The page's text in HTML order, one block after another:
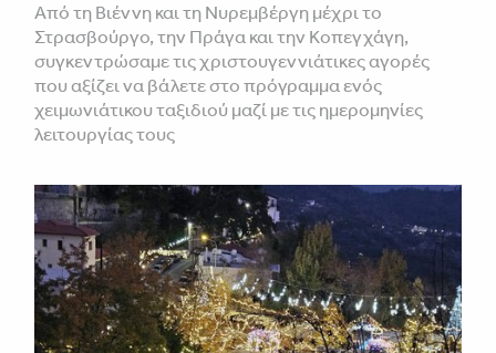
Από τη Βιέννη και τη Νυρεμβέργη μέχρι το
Στρασβούργο, την Πράγα και την Κοπεγχάγη,
συγκεντρώσαμε τις χριστουγεννιάτικες αγορές
που αξίζει να βάλετε στο πρόγραμμα ενός
χειμωνιάτικου ταξιδιού μαζί με τις ημερομηνίες
λειτουργίας τους